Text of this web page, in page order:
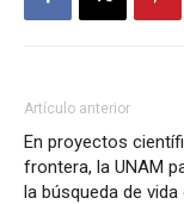
Artículo anterior
En proyectos
frontera, la UNAM
la búsqueda de vida